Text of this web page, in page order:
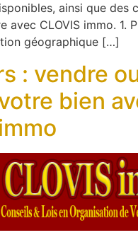
ainsi que des
avec CLOVIS immo. 1.
géographique […]
: vendre
bien